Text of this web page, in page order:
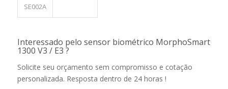
SE002A
Interessado pelo sensor biométrico MorphoSmart
1300 V3 / E3 ?
Solicite seu orçamento sem compromisso e cotação
personalizada. Resposta dentro de 24 horas !